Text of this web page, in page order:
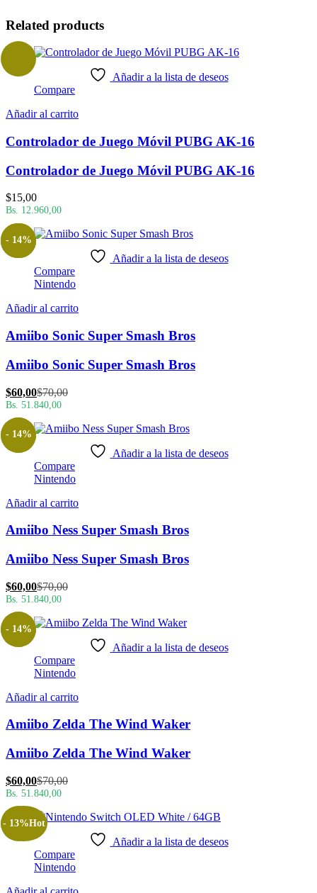
Related products
Añadir a la lista de deseos
Compare
Añadir al carrito
Controlador de Juego Móvil PUBG AK-16
Controlador de Juego Móvil PUBG AK-16
$15,00
Bs. 12.960,00
Añadir a la lista de deseos
Compare
Nintendo
Añadir al carrito
Amiibo Sonic Super Smash Bros
Amiibo Sonic Super Smash Bros
$60,00El
precio
es:
$70,00El
era:
$70,00.
Bs. 51.840,00
- 14%
Añadir a la lista de deseos
Compare
Nintendo
Añadir al carrito
Amiibo Ness Super Smash Bros
Amiibo Ness Super Smash Bros
$60,00El
precio
es:
$70,00El
era:
$70,00.
Bs. 51.840,00
- 14%
Añadir a la lista de deseos
Compare
Nintendo
Añadir al carrito
Amiibo Zelda The Wind Waker
Amiibo Zelda The Wind Waker
$60,00El
precio
actual
es:
$60,00.
$70,00El
era:
$70,00.
Bs. 51.840,00
- 14%
Añadir a la lista de deseos
Compare
Nintendo
- 13%Hot